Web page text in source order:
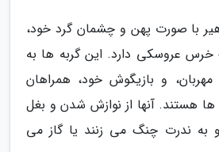
با صورت پهن و چشمان گرد خود،
عروسکی دارد. این گربه ها به
و بازیگوش خود، همراهان
ها هستند. آنها از نوازش شدن و بغل
ندرت چنگ می زنند یا گاز می